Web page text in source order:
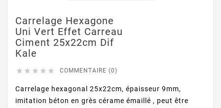
Carrelage Hexagone
Uni Vert Effet Carreau
Ciment 25x22cm Dif
Kale
     COMMENTAIRE (0)
Carrelage hexagonal 25x22cm, épaisseur 9mm,
imitation béton en grès cérame émaillé , peut être